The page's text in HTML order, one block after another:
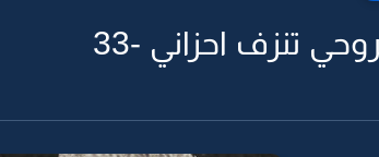
تنزف احزاني -33